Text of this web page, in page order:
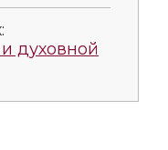
духовной